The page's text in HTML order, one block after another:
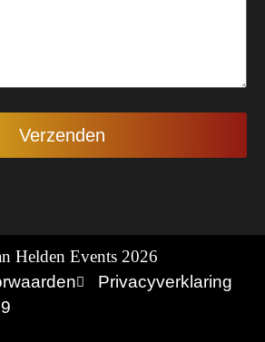
Helden Events 2026
Privacyverklaring